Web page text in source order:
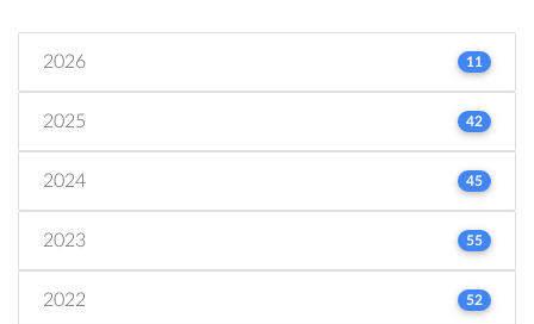
2026 11
2025 42
2024 45
2023 55
2022 52